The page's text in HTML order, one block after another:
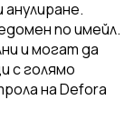
по имейл.
и могат да
с голямо
на Defora